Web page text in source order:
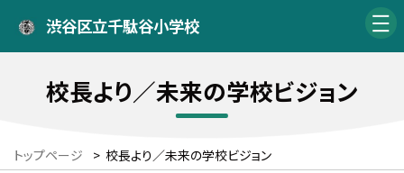
渋谷区立千駄谷小学校
校長より／未来の学校ビジョン
トップページ > 校長より／未来の学校ビジョン